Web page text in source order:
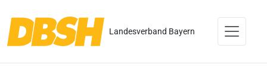
Landesverband Bayern